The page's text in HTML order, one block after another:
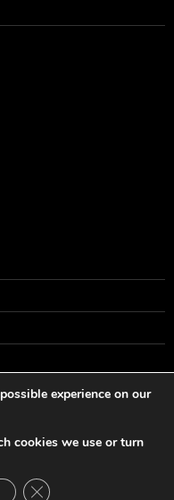
experience on our
cookies we use or turn
GDPR COOKIE-